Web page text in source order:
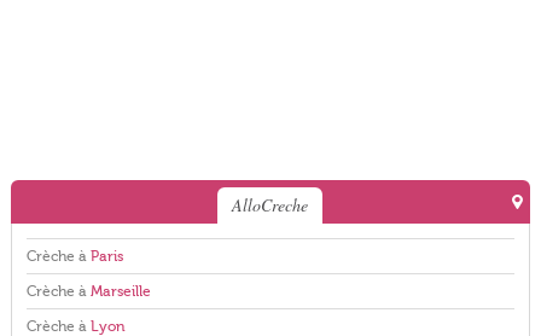
AlloCreche
Crèche à Paris
Crèche à Marseille
Crèche à Lyon